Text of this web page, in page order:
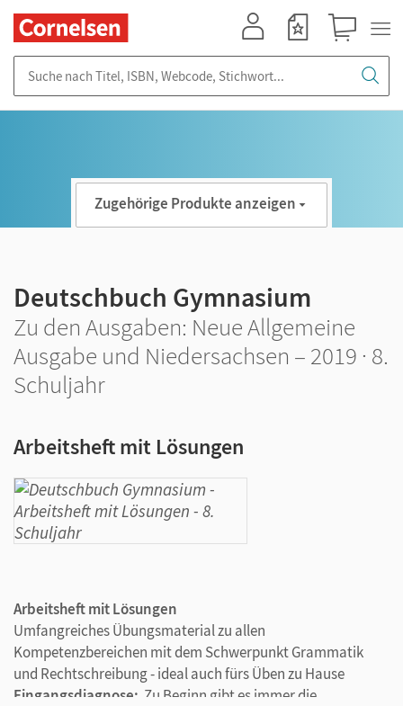
Zugehörige Produkte anzeigen
Deutschbuch Gymnasium
Zu den Ausgaben: Neue Allgemeine
Ausgabe und Niedersachsen – 2019 · 8.
Schuljahr
Arbeitsheft mit Lösungen
Arbeitsheft mit Lösungen
Umfangreiches Übungsmaterial zu allen
Kompetenzbereichen mit dem Schwerpunkt Grammatik
und Rechtschreibung - ideal auch fürs Üben zu Hause
Eingangsdiagnose: Zu Beginn gibt es immer die